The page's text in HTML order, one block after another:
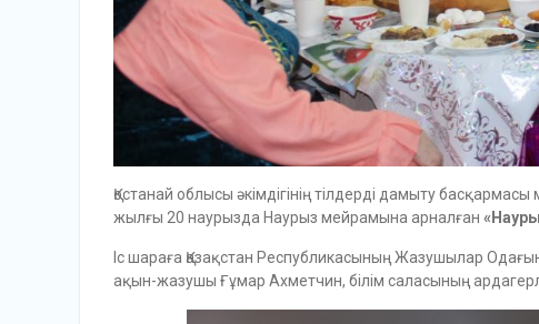
Қостанай облысы әкімдігінің тілдерді дамыту
жылғы 20 наурызда Наурыз мейрамына арналған
Іс шараға Қазақстан Республикасының Жазушылар
ақын-жазушы Ғұмар Ахметчин, білім саласының